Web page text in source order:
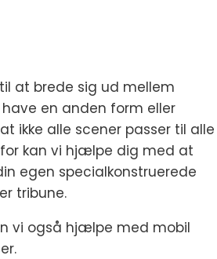
at brede sig ud mellem
have en anden form eller
ikke alle scener passer til alle
kan vi hjælpe dig med at
egen specialkonstruerede
tribune.
vi også hjælpe med mobil